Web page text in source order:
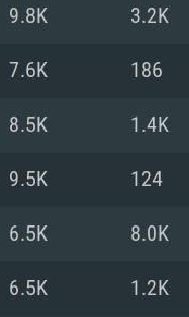
DirectX
superior,
(Intel Xeon
Vega II ou
banda larga.
6 meses) /
com os
banda larga.
9.8K 3.2K
7.6K 186
8.5K 1.4K
9.5K 124
6.5K 8.0K
6.5K 1.2K